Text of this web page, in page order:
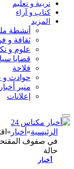
تربية و تعليم
كتاب و آراء
المزيد
أنشطة
ثقافة و
علوم و
قضايا
فلاحة
حوادث و
منبر
إعلانات
الرئيسية» أخبار »
حالة
أخبار